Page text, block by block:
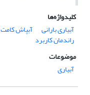
کلیدواژه‌ها
آبیاری بارانی
آبپاش کامت R8
راندمان کاربرد
موضوعات
آبیاری